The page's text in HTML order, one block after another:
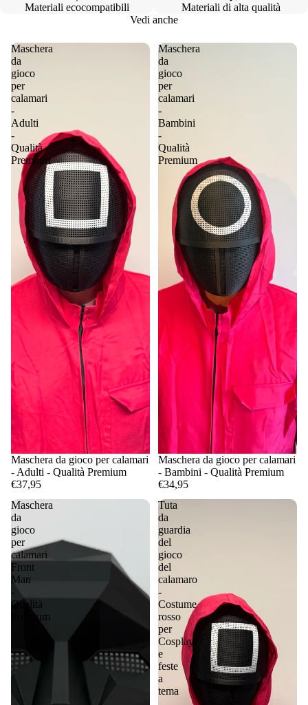
Materiali ecocompatibili
Materiali di alta qualità
Vedi anche
Maschera
da
gioco
per
calamari
-
Adulti
-
Qualità
Premium
Maschera da gioco per calamari
- Adulti - Qualità Premium
€37,95
Maschera
da
gioco
per
calamari
-
Bambini
-
Qualità
Premium
Maschera da gioco per calamari
- Bambini - Qualità Premium
€34,95
Maschera
da
gioco
per
calamari
Front
Man
-
Qualità
Premium
Tuta
da
guardia
del
gioco
del
calamaro
-
Costume
rosso
per
Cosplay
e
feste
a
tema